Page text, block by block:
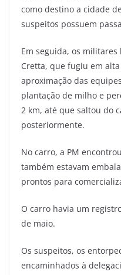
como destino a cidade
suspeitos possuem
Em seguida, os
Cretta, que fugiu em
aproximação das
plantação de milho e
2 km, até que saltou do
posteriormente.
No carro, a PM
também estavam
prontos para
O carro havia um
de maio.
Os suspeitos, os
encaminhados à